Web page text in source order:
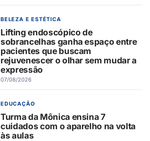
BELEZA E ESTÉTICA
Lifting endoscópico de
sobrancelhas ganha espaço entre
pacientes que buscam
rejuvenescer o olhar sem mudar a
expressão
07/08/2026
EDUCAÇÃO
Turma da Mônica ensina 7
cuidados com o aparelho na volta
às aulas